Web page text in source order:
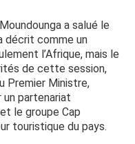
a salué le
décrit comme un
l’Afrique, mais le
de cette session,
Premier Ministre,
partenariat
le groupe Cap
touristique du pays.